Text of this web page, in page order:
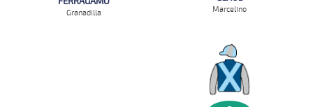
Granadilla Marcelino